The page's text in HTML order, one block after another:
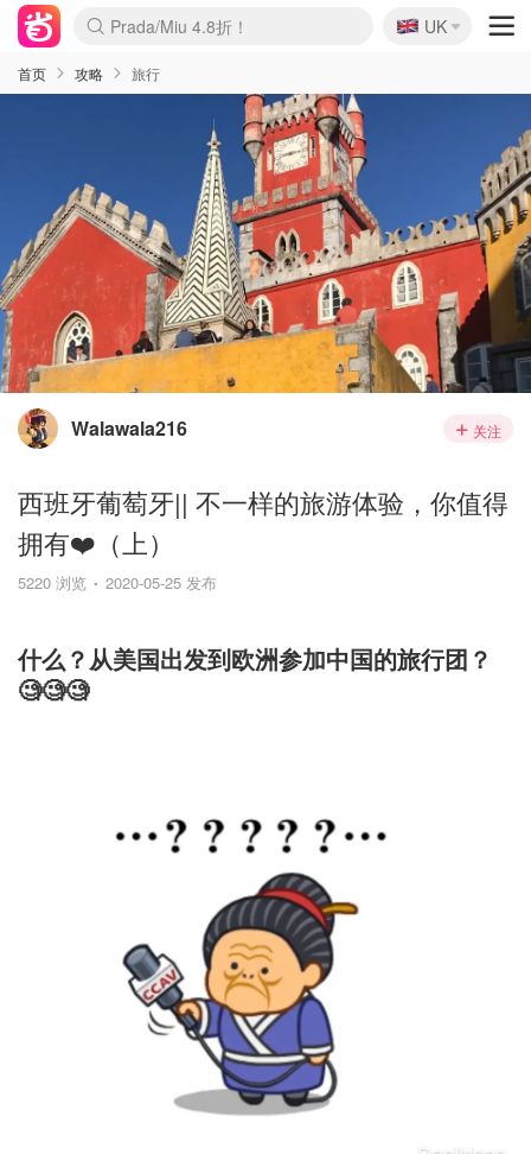
麦卢卡蜂蜜夏促！个位数！
Prada/Miu 4.8折！
啥？必胜客披萨5折！
🇬🇧
UK
首页 攻略 旅行
Walawala216 关注
西班牙葡萄牙|| 不一样的旅游体验，你值得
拥有❤️（上）
5220 浏览 2020-05-25 发布
什么？从美国出发到欧洲参加中国的旅行团？
🧐🧐🧐